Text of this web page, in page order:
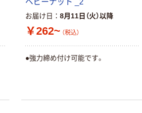
お届け日 8月11日（火）以降
￥262~ （税込）
●強力締め付け可能です。